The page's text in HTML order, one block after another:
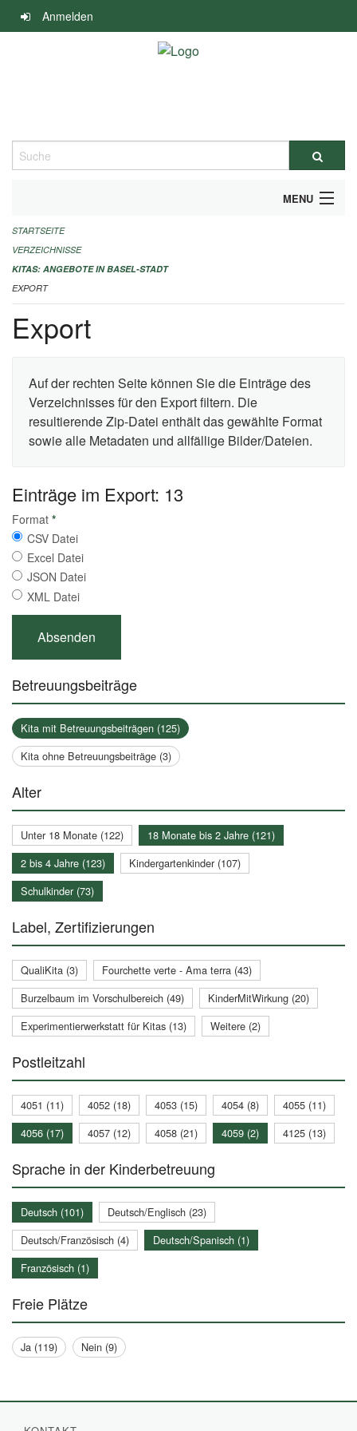
Navigation
überspringen
Anmelden
Suche
MENU
ALLGEMEINE INFORMATIONEN
IMPRESSUM
STARTSEITE
VERZEICHNISSE
KITAS: ANGEBOTE IN BASEL-STADT
EXPORT
Export
Auf der rechten Seite können Sie die Einträge des
Verzeichnisses für den Export filtern. Die
resultierende Zip-Datei enthält das gewählte Format
sowie alle Metadaten und allfällige Bilder/Dateien.
Einträge im Export: 13
Format *
CSV Datei
Excel Datei
JSON Datei
XML Datei
Betreuungsbeiträge
Kita mit Betreuungsbeiträgen (125)
Kita ohne Betreuungsbeiträge (3)
Alter
Unter 18 Monate (122)
18 Monate bis 2 Jahre (121)
2 bis 4 Jahre (123)
Kindergartenkinder (107)
Schulkinder (73)
Label, Zertifizierungen
QualiKita (3)
Fourchette verte - Ama terra (43)
Burzelbaum im Vorschulbereich (49)
KinderMitWirkung (20)
Experimentierwerkstatt für Kitas (13)
Weitere (2)
Postleitzahl
4051 (11) 4052 (18) 4053 (15) 4054 (8)
4055 (11)
4056 (17)
4057 (12) 4058 (21) 4059 (2) 4125 (13)
Sprache in der Kinderbetreuung
Deutsch (101)
Deutsch/Englisch (23)
Deutsch/Französisch (4)
Deutsch/Spanisch (1)
Französisch (1)
Freie Plätze
Ja (119) Nein (9)